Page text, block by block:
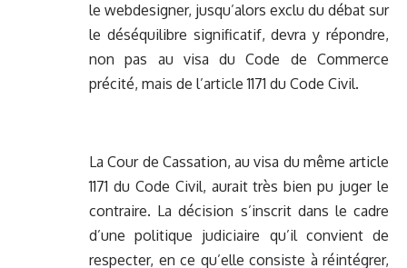
le webdesigner, jusqu’alors exclu du débat sur
le déséquilibre significatif, devra y répondre,
non pas au visa du Code de Commerce
précité, mais de l’article 1171 du Code Civil.
La Cour de Cassation, au visa du même article
1171 du Code Civil, aurait très bien pu juger le
contraire. La décision s’inscrit dans le cadre
d’une politique judiciaire qu’il convient de
respecter, en ce qu’elle consiste à réintégrer,